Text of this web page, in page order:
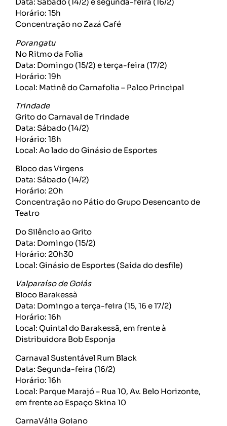
Horário: 15h
Concentração no Zazá Café
Porangatu
No Ritmo da Folia
Data: Domingo (15/2) e terça-feira (17/2)
Horário: 19h
Local: Matinê do Carnafolia – Palco Principal
Trindade
Grito do Carnaval de Trindade
Data: Sábado (14/2)
Horário: 18h
Local: Ao lado do Ginásio de Esportes
Bloco das Virgens
Data: Sábado (14/2)
Horário: 20h
Concentração no Pátio do Grupo Desencanto de
Teatro
Do Silêncio ao Grito
Data: Domingo (15/2)
Horário: 20h30
Local: Ginásio de Esportes (Saída do desfile)
Valparaíso de Goiás
Bloco Barakessã
Data: Domingo a terça-feira (15, 16 e 17/2)
Horário: 16h
Local: Quintal do Barakessã, em frente à
Distribuidora Bob Esponja
Carnaval Sustentável Rum Black
Data: Segunda-feira (16/2)
Horário: 16h
Local: Parque Marajó – Rua 10, Av. Belo Horizonte,
em frente ao Espaço Skina 10
CarnaVália Goiano